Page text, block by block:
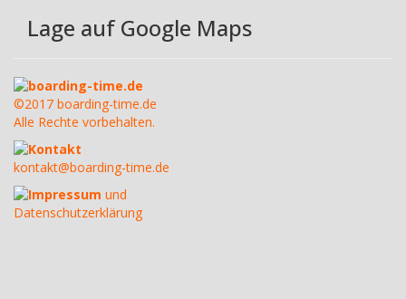
Lage auf Google Maps
boarding-time.de
©2017 boarding-time.de
Alle Rechte vorbehalten.
Kontakt
kontakt@boarding-time.de
Impressum und
Datenschutzerklärung